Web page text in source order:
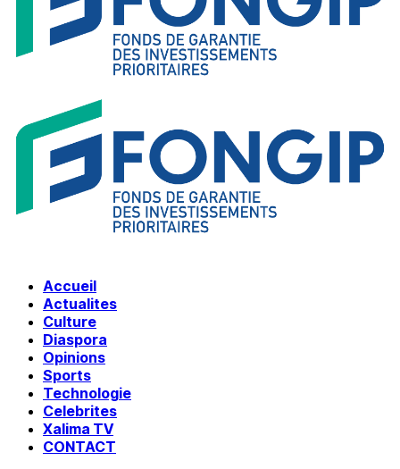
Accueil
Actualites
Culture
Diaspora
Opinions
Sports
Technologie
Celebrites
Xalima TV
CONTACT